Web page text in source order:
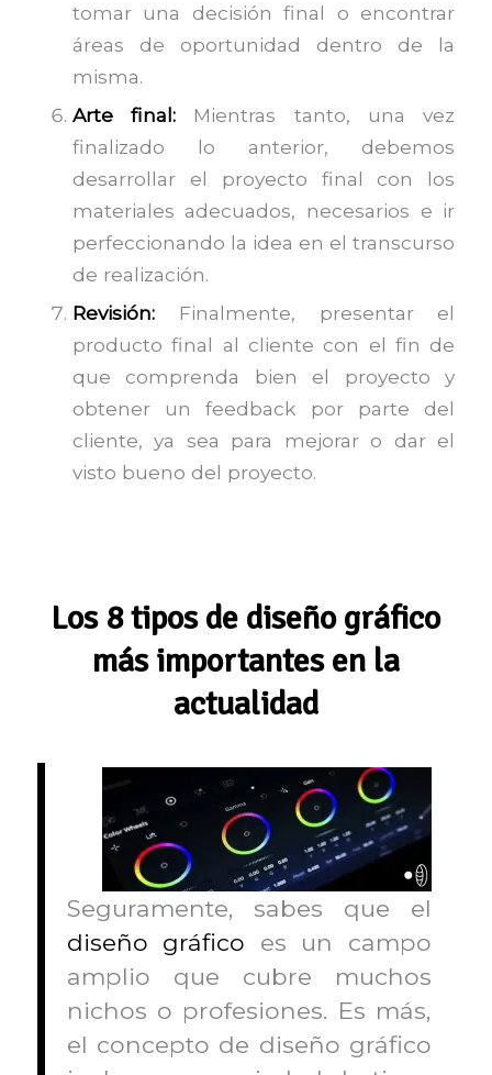
tomar una decisión final o encontrar
áreas de oportunidad dentro de la
misma.
Arte final: Mientras tanto, una vez
finalizado lo anterior, debemos
desarrollar el proyecto final con los
materiales adecuados, necesarios e ir
perfeccionando la idea en el transcurso
de realización.
Revisión: Finalmente, presentar el
producto final al cliente con el fin de
que comprenda bien el proyecto y
obtener un feedback por parte del
cliente, ya sea para mejorar o dar el
visto bueno del proyecto.
Los 8 tipos de diseño gráfico
más importantes en la
actualidad
Seguramente, sabes que el
diseño gráfico es un campo
amplio que cubre muchos
nichos o profesiones. Es más,
el concepto de diseño gráfico